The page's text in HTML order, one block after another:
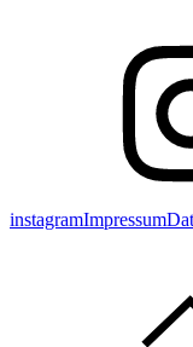
instagramImpressum